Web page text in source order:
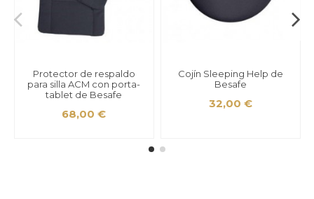
Protector de respaldo
para silla ACM con porta-
tablet de Besafe
68,00 €
Cojín Sleeping Help de
Besafe
32,00 €